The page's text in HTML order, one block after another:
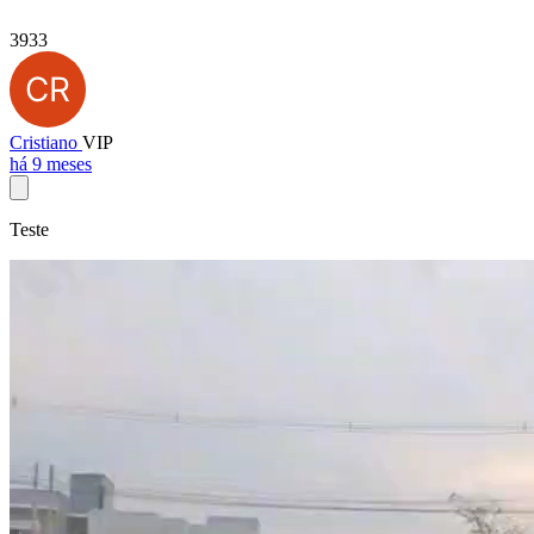
3933
Cristiano VIP
há 9 meses
Teste